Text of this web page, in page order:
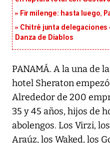
Fir milenge: hasta luego,
Chitré junta delegaciones
Danza de Diablos
PANAMÁ. A la una de
hotel Sheraton
Alrededor de 200
35 y 45 años, hijos de
abolengos. Los Virzi,
Araúz, los Waked, los